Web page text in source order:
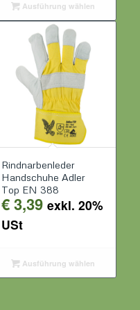
Ausführung wählen
Rindnarbenleder
Handschuhe Adler
Top EN 388
€3,39 exkl. 20%
USt
Ausführung wählen